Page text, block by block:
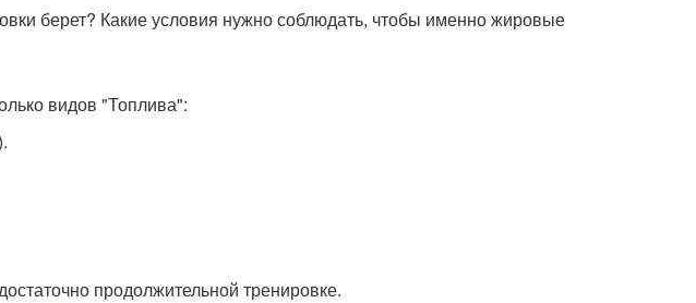
берет? Какие условия нужно соблюдать, чтобы именно жировые
видов "Топлива":
продолжительной тренировке.